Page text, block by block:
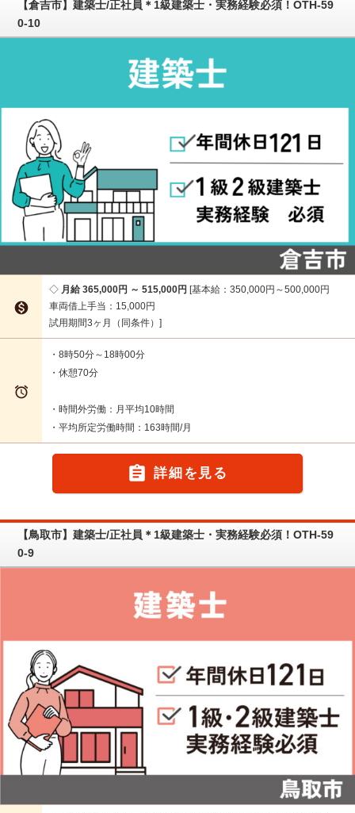
【倉吉市】建築士/正社員＊1級建築士・実務経験必須！OTH-59
0-10

月給 365,000円 ～ 515,000円 基本給：350,000円～500,000円
車両借上手当：15,000円
試用期間3ヶ月（同条件）

・8時50分～18時00分
・休憩70分
・時間外労働：月平均10時間
・平均所定労働時間：163時間/月
 詳細を見る
【鳥取市】建築士/正社員＊1級建築士・実務経験必須！OTH-59
0-9